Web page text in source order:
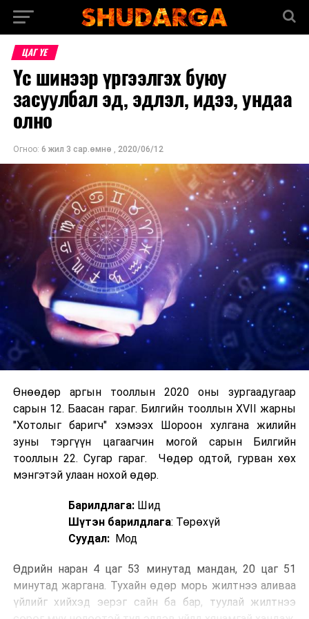
ЦАГ ҮЕ
Үс шинээр үргээлгэх буюу
засуулбал эд, эдлэл, идээ, ундаа
олно
Огноо: 6 жил 3 сар.өмнө , 2020/06/12
Өнөөдөр аргын тооллын 2020 оны зургаадугаар
сарын 12. Баасан гараг. Билгийн тооллын XVII жарны
"Хотолыг баригч" хэмээх Шороон хулгана жилийн
зуны тэргүүн цагаагчин могой сарын Билгийн
тооллын 22. Сугар гараг. Чөдөр одтой, гурван хөх
мэнгэтэй улаан нохой өдөр.
Барилдлага: Шид
Шүтэн барилдлага: Төрөхүй
Суудал: Мод
Өдрийн наран 4 цаг 53 минутад мандан, 20 цаг 51
минутад жаргана. Тухайн өдөр морь жилтнээ аливаа
үйлийг хийхэд эерэг сайн ба бар, туулай жилтнээ